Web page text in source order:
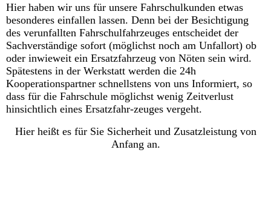
Hier haben wir uns für unsere Fahrschulkunden etwas
besonderes einfallen lassen. Denn bei der Besichtigung
des verunfallten Fahrschulfahrzeuges entscheidet der
Sachverständige sofort (möglichst noch am Unfallort) ob
oder inwieweit ein Ersatzfahrzeug von Nöten sein wird.
Spätestens in der Werkstatt werden die 24h
Kooperationspartner schnellstens von uns Informiert, so
dass für die Fahrschule möglichst wenig Zeitverlust
hinsichtlich eines Ersatzfahr-zeuges vergeht.
Hier heißt es für Sie Sicherheit und Zusatzleistung von
Anfang an.